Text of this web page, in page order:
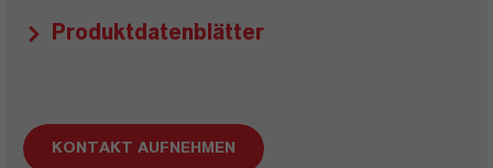
Produktdatenblätter
KONTAKT AUFNEHMEN